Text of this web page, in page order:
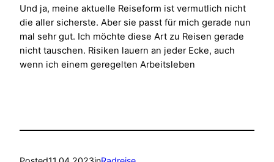
Und ja, meine aktuelle Reiseform ist vermutlich nicht
die aller sicherste. Aber sie passt für mich gerade nun
mal sehr gut. Ich möchte diese Art zu Reisen gerade
nicht tauschen. Risiken lauern an jeder Ecke, auch
wenn ich einem geregelten Arbeitsleben